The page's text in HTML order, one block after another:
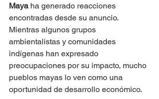
Maya ha generado reacciones
encontradas desde su anuncio.
Mientras algunos grupos
ambientalistas y comunidades
indígenas han expresado
preocupaciones por su impacto, mucho
pueblos mayas lo ven como una
oportunidad de desarrollo económico.